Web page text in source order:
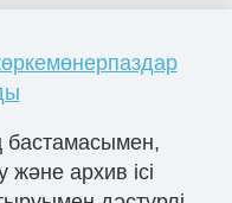
бастамасымен,
және архив ісі